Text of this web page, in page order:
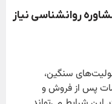
روانشناسی نیاز
سنگین،
پس از فروش و